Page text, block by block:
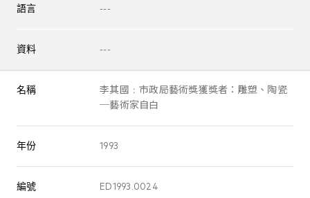
語言 ---
資料 ---
名稱
李其國﹕市政局藝術獎獲獎者：雕塑、陶瓷
─藝術家自白
年份 1993
編號 ED1993.0024